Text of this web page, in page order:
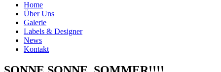
Home
Über Uns
Galerie
Labels & Designer
News
Kontakt